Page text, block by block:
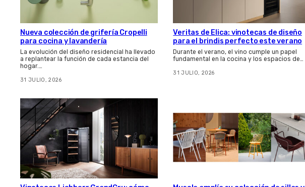
Nueva colección de grifería Cropelli
para cocina y lavandería
La evolución del diseño residencial ha llevado
a replantear la función de cada estancia del
hogar.…
31 JULIO, 2026
Veritas de Elica: vinotecas de diseño
para el brindis perfecto este verano
Durante el verano, el vino cumple un papel
fundamental en la cocina y los espacios de…
31 JULIO, 2026